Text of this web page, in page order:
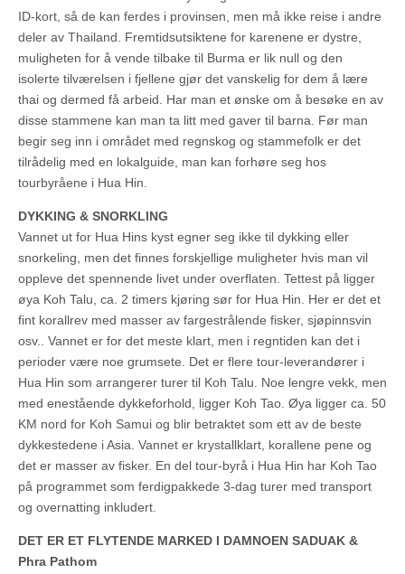
ID-kort, så de kan ferdes i provinsen, men må ikke reise i andre
deler av Thailand. Fremtidsutsiktene for karenene er dystre,
muligheten for å vende tilbake til Burma er lik null og den
isolerte tilværelsen i fjellene gjør det vanskelig for dem å lære
thai og dermed få arbeid. Har man et ønske om å besøke en av
disse stammene kan man ta litt med gaver til barna. Før man
begir seg inn i området med regnskog og stammefolk er det
tilrådelig med en lokalguide, man kan forhøre seg hos
tourbyråene i Hua Hin.
DYKKING & SNORKLING
Vannet ut for Hua Hins kyst egner seg ikke til dykking eller
snorkeling, men det finnes forskjellige muligheter hvis man vil
oppleve det spennende livet under overflaten. Tettest på ligger
øya Koh Talu, ca. 2 timers kjøring sør for Hua Hin. Her er det et
fint korallrev med masser av fargestrålende fisker, sjøpinnsvin
osv.. Vannet er for det meste klart, men i regntiden kan det i
perioder være noe grumsete. Det er flere tour-leverandører i
Hua Hin som arrangerer turer til Koh Talu. Noe lengre vekk, men
med enestående dykkeforhold, ligger Koh Tao. Øya ligger ca. 50
KM nord for Koh Samui og blir betraktet som ett av de beste
dykkestedene i Asia. Vannet er krystallklart, korallene pene og
det er masser av fisker. En del tour-byrå i Hua Hin har Koh Tao
på programmet som ferdigpakkede 3-dag turer med transport
og overnatting inkludert.
DET ER ET FLYTENDE MARKED I DAMNOEN SADUAK &
Phra Pathom